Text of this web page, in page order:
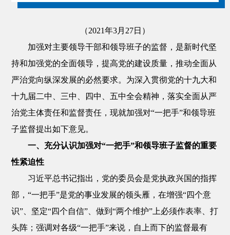
（2021年3月27日）
加强对主要领导干部和领导班子的监督，是新时代坚
持和加强党的全面领导，提高党的建设质量，推动全面从
严治党向纵深发展的必然要求。为深入贯彻党的十九大和
十九届二中、三中、四中、五中全会精神，落实全面从严
治党主体责任和监督责任，现就加强对“一把手”和领导班
子监督提出如下意见。
一、充分认识加强对“一把手”和领导班子监督的重要
性紧迫性
习近平总书记指出，党的委员会是党执政兴国的指挥
部，“一把手”是党的事业发展的领头雁，在增强“四个意
识”、坚定“四个自信”、做到“两个维护”上必须作表率、打
头阵；强调对各级“一把手”来说，自上而下的监督最有